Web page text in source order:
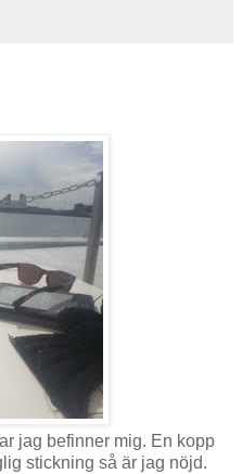
jag befinner mig. En kopp
stickning så är jag nöjd.